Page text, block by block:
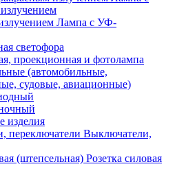
Лампа с УФ-
светофора
проекционная и фотолампа
(автомобильные,
судовые, авиационные)
изделия
Выключатели,
Розетка силовая